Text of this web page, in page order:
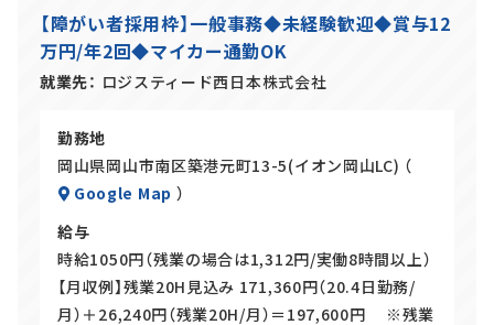
バ
ト
【障がい者採用枠】一般事務◆未経験歓迎◆賞与12
万円/年2回◆マイカー通勤OK
就業先 ロジスティード西日本株式会社
勤務地
岡山県岡山市南区築港元町13-5(イオン岡山LC) （
Google Map ）
給与
時給1050円（残業の場合は1,312円/実働8時間以上）
【月収例】残業20H見込み 171,360円（20.4日勤務/
月）＋26,240円（残業20H/月）＝197,600円 ※残業